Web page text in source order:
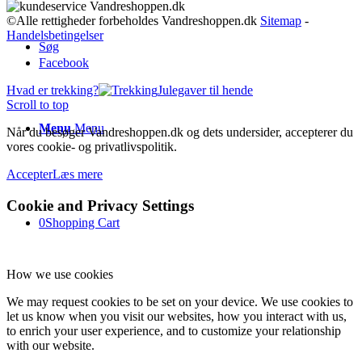
Søg
Menu Menu
0Shopping Cart
©Alle rettigheder forbeholdes Vandreshoppen.dk Sitemap -
Handelsbetingelser
Facebook
Hvad er trekking?
Julegaver til hende
Scroll to top
Når du besøger Vandreshoppen.dk og dets undersider, accepterer du
vores cookie- og privatlivspolitik.
AccepterLæs mere
Cookie and Privacy Settings
How we use cookies
We may request cookies to be set on your device. We use cookies to
let us know when you visit our websites, how you interact with us,
to enrich your user experience, and to customize your relationship
with our website.